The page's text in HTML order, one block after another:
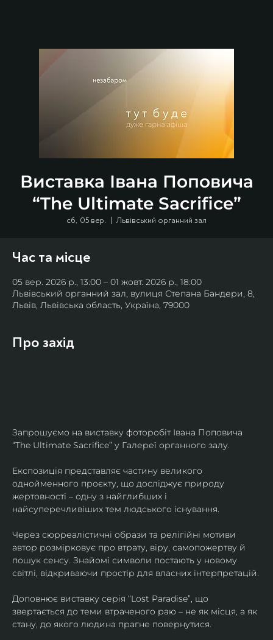
Виставка Івана Поповича
“The Ultimate Sacrifice”
сб, 05 вер.
  |
Львівський органний зал
Час та місце
05 вер. 2026 р., 13:00 – 01 жовт. 2026 р., 18:00
Львівський органний зал, вулиця Степана Бандери, 8,
Львів, Львівська область, Україна, 79000
Про захід
Запрошуємо на виставку фоторобіт Івана Поповича
“The Ultimate Sacrifice” у Галереї органного залу.
Експозиція представляє частину великого
однойменного проєкту, що досліджує природу
жертовності – одну з найглибших і
найсуперечливіших тем людського існування.
Через сюрреалістичні образи та релігійні мотиви
автор розмірковує про втрату, віру, самопожертву й
пошук сенсу. Знайомі символи постають у новому
світлі, відкриваючи простір для власних інтерпретацій.
Доповнює виставку серія “Lost Paradise”, що
звертається до теми втраченого раю – не як місця, а як
стану, до якого людина прагне повернутися.